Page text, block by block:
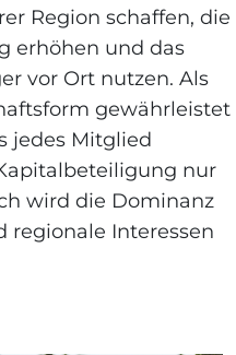
Region schaffen, die
erhöhen und das
vor Ort nutzen. Als
gewährleistet
jedes Mitglied
nur
wird die Dominanz
regionale Interessen